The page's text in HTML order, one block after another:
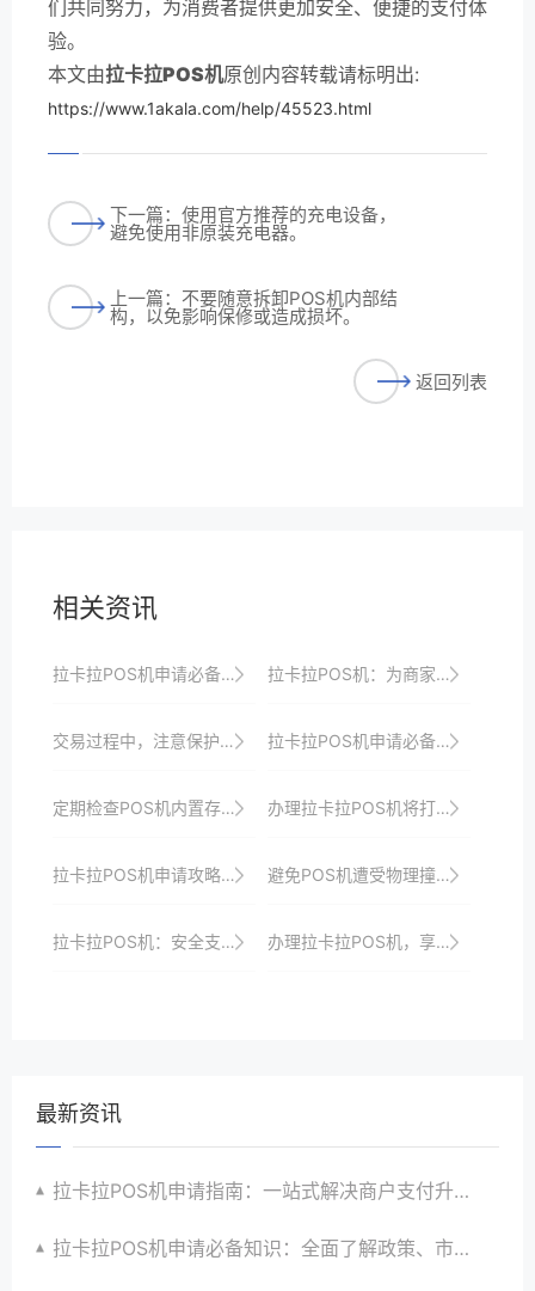
们共同努力，为消费者提供更加安全、便捷的支付体
验。
本文由拉卡拉POS机原创内容转载请标明出:
https://www.1akala.com/help/45523.html
下一篇：使用官方推荐的充电设备，
避免使用非原装充电器。
上一篇：不要随意拆卸POS机内部结
构，以免影响保修或造成损坏。
返回列表
相关资讯
拉卡拉POS机申请必备：了解这些政策更轻松 拉卡拉POS机：为商家提供全方位的支付服务
交易过程中，注意保护客户隐私，避免信息泄露。 拉卡拉POS机申请必备知识：了解这些技巧更省心省力
定期检查POS机内置存储，及时清理无用数据。 办理拉卡拉POS机将打造高效便捷安全的收银系统以提升商家收银效率、品牌形象与顾客支付体验并引领支付行业创新发展
拉卡拉POS机申请攻略：如何选择适合自己的机型？ 避免POS机遭受物理撞击或跌落，以防损坏。
拉卡拉POS机：安全支付，守护商家财产 办理拉卡拉POS机，享受便捷高效的收银体验与全方位服务
最新资讯
拉卡拉POS机申请指南：一站式解决商户支付升级、智能化与创新需求
拉卡拉POS机申请必备知识：全面了解政策、市场、技术与创新趋势